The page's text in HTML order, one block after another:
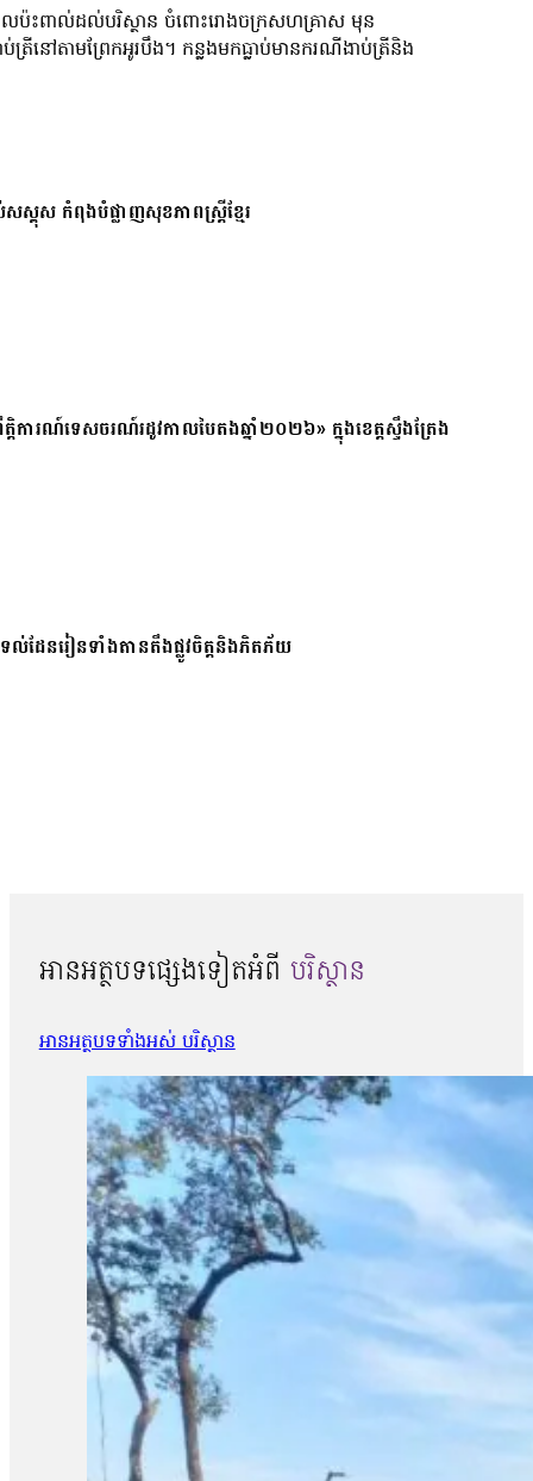
ផលប៉ះពាល់​ដល់បរិស្ថាន ចំពោះរោងចក្រសហគ្រាស មុន
នៅតាមព្រែកអូរបឹង។ កន្លងមកធ្លាប់មានករណី​ងាប់ត្រីនិង
គុស កំពុងបំផ្លាញសុខភាពស្ត្រីខ្មែរ
ារណ៍ទេសចរណ៍រដូវកាលបៃតងឆ្នាំ២០២៦» ក្នុងខេត្តស្ទឹងត្រែង
ទល់ដែនរៀនទាំងតានតឹងផ្លូវចិត្តនិងភិតភ័យ
អានអត្ថបទផ្សេងទៀតអំពី បរិស្ថាន
អានអត្ថបទទាំងអស់ បរិស្ថាន